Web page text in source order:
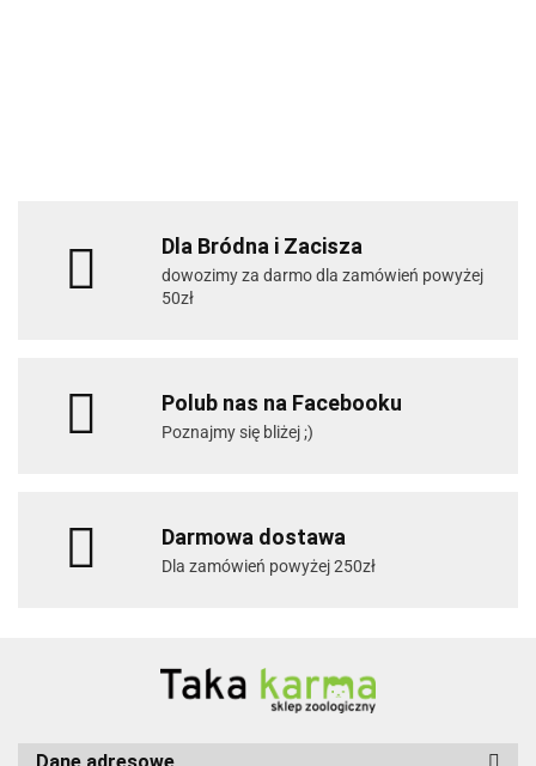
Dla Bródna i Zacisza
dowozimy za darmo dla zamówień powyżej
50zł
Polub nas na Facebooku
Poznajmy się bliżej ;)
Darmowa dostawa
Dla zamówień powyżej 250zł